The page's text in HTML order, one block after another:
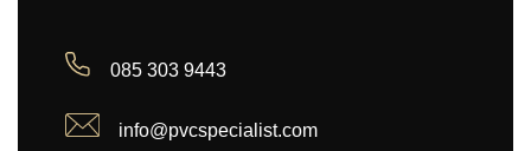
085 303 9443
info@pvcspecialist.com